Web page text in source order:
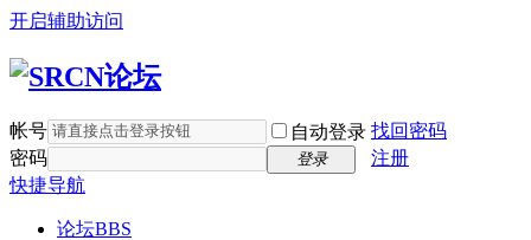
开启辅助访问
帐号 自动登录 找回密码
密码
登录
注册
快捷导航
论坛BBS